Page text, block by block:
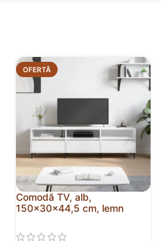
OFERTĂ
Comodă TV, alb,
150x30x44,5 cm, lemn